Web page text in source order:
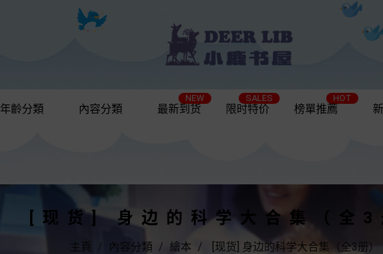
年齡分類 內容分類 最新到货
NEW
限时特价
SALES
榜單推薦
HOT
[现货] 身边的科学大合集（全3
主頁 內容分類 繪本 [现货] 身边的科学大合集（全3册）